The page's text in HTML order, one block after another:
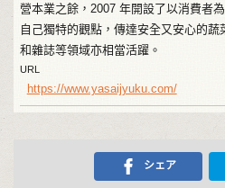
營本業之餘，2007 年開設了以消費者
自己獨特的觀點，傳達安全又安心的
和雜誌等領域亦相當活躍。
URL
https://www.yasaijyuku.com/
シェア